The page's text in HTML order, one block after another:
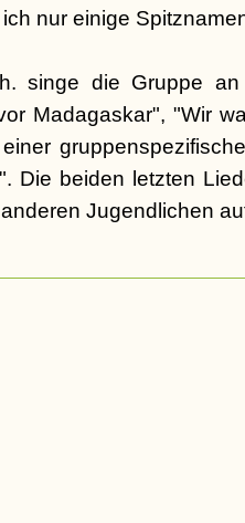
nur einige
singe die Gruppe an
Madagaskar", "Wir
Die beiden letzten
Jugendlichen